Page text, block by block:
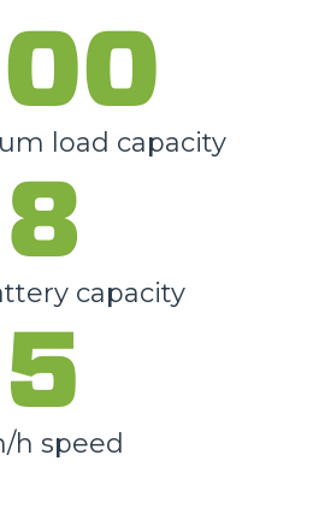
load capacity
8
capacity
5
h speed